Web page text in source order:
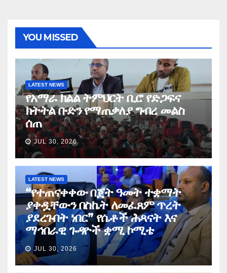
YOU MISSED
LATEST NEWS
የአማራ ክልል ትምህርት ቢሮ የድጋፍና
ክትትል ቡድን የማጠቃለያ ግብረ መልስ
ሰጠ
JUL 30, 2026
LATEST NEWS
“የተጠናቀቀው በጀት ዓመት ተቋማት
ያቀዷቸውን በስኬት ለመፈጸም ጥረት
ያደረጉበት ነበር” የሴቶች ሕጻናት እና
ማኅበራዊ ጉዳዮች ቋሚ ኮሚቴ
JUL 30, 2026